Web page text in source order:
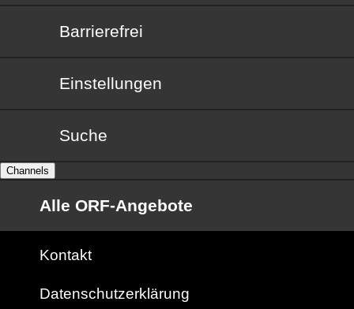
Barrierefrei
Barrierefrei
Einstellungen
Suche
Channels
Alle ORF-Angebote
Kontakt
Datenschutzerklärung